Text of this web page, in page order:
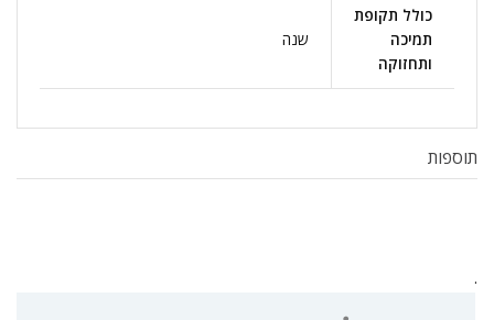
כולל תקופת
תמיכה
ותחזוקה
שנה
תוספות
.